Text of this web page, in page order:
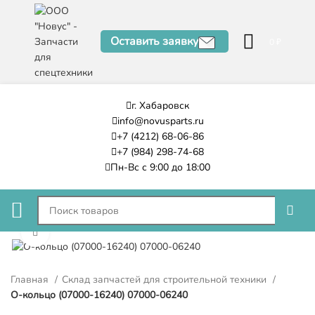
Оставить заявку
г. Хабаровск
info@novusparts.ru
+7 (4212) 68-06-86
+7 (984) 298-74-68
Пн-Вс с 9:00 до 18:00
Нажмите, чтобы увеличить
Главная
Склад запчастей для строительной техники
О-кольцо (07000-16240) 07000-06240